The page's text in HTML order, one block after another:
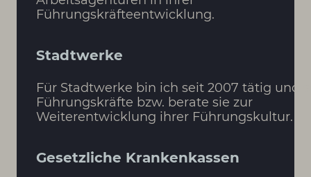
Führungskräfteentwicklung.
Stadtwerke
Für Stadtwerke bin ich seit 2007 tätig und
Führungskräfte bzw. berate sie zur
Weiterentwicklung ihrer Führungskultur.
Gesetzliche Krankenkassen